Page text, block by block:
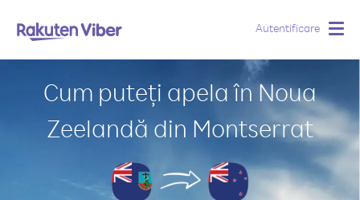
Autentificare
Cum puteți apela în Noua
Zeelandă din Montserrat